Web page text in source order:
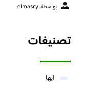
بواسطة: elmasry
تصنيفات
ابها